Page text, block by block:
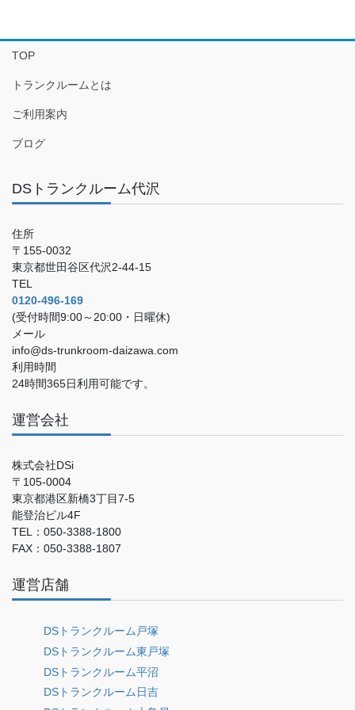
TOP
トランクルームとは
ご利用案内
ブログ
DSトランクルーム代沢
住所
〒155-0032
東京都世田谷区代沢2-44-15
TEL
0120-496-169
(受付時間9:00～20:00・日曜休)
メール
info@ds-trunkroom-daizawa.com
利用時間
24時間365日利用可能です。
運営会社
株式会社DSi
〒105-0004
東京都港区新橋3丁目7-5
能登治ビル4F
TEL：050-3388-1800
FAX：050-3388-1807
運営店舗
DSトランクルーム戸塚
DSトランクルーム東戸塚
DSトランクルーム平沼
DSトランクルーム日吉